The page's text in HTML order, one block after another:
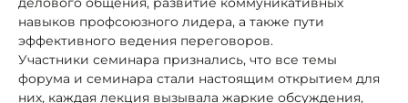
навыков профсоюзного лидера, а также пути
эффективного ведения переговоров.
Участники семинара признались, что все темы
форума и семинара стали настоящим открытием для
них, каждая лекция вызывала жаркие обсуждения,